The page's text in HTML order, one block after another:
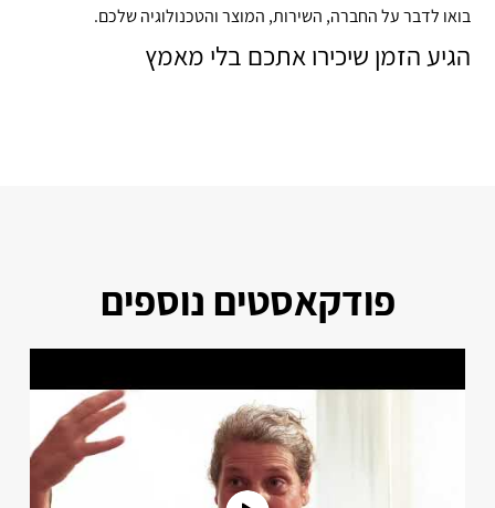
בואו לדבר על החברה, השירות, המוצר והטכנולוגיה שלכם.
הגיע הזמן שיכירו אתכם בלי מאמץ
פודקאסטים נוספים